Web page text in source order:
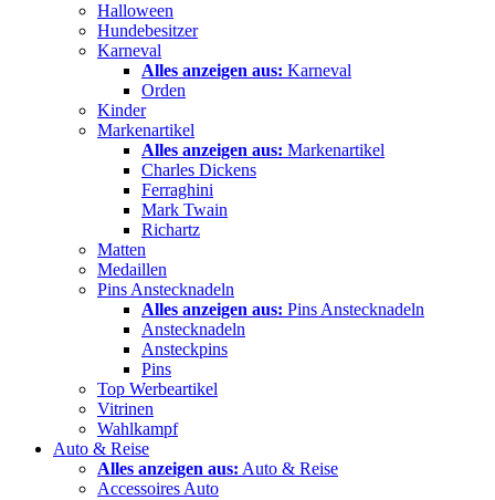
Halloween
Hundebesitzer
Karneval
Alles anzeigen aus: Karneval
Orden
Kinder
Markenartikel
Alles anzeigen aus: Markenartikel
Charles Dickens
Ferraghini
Mark Twain
Richartz
Matten
Medaillen
Pins Anstecknadeln
Alles anzeigen aus: Pins Anstecknadeln
Anstecknadeln
Ansteckpins
Pins
Top Werbeartikel
Vitrinen
Wahlkampf
Auto & Reise
Alles anzeigen aus: Auto & Reise
Accessoires Auto